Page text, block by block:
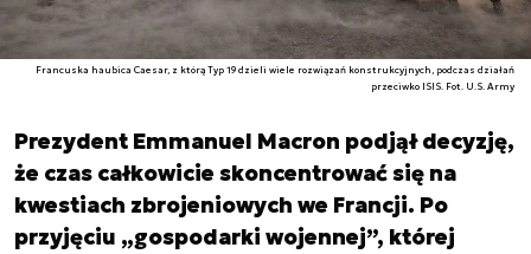
Francuska haubica Caesar, z którą Typ 19 dzieli wiele rozwiązań konstrukcyjnych, podczas działań
przeciwko ISIS. Fot. U.S. Army
Prezydent Emmanuel Macron podjął decyzję,
że czas całkowicie skoncentrować się na
kwestiach zbrojeniowych we Francji. Po
przyjęciu „gospodarki wojennej”, której